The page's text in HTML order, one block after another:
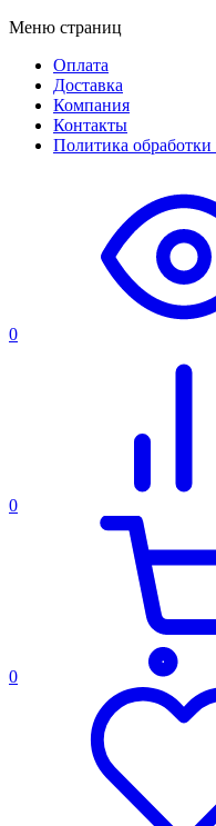
Меню страниц
Оплата
Доставка
Компания
Контакты
Политика
0
0
0